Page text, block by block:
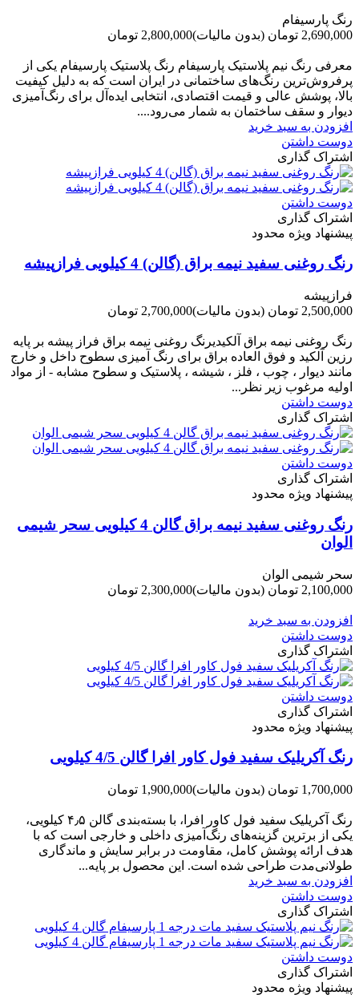
رنگ پارسیفام
2,690,000 تومان
(بدون مالیات)2,800,000 تومان
معرفی رنگ نیم پلاستیک پارسیفام رنگ پلاستیک پارسیفام یکی از
پرفروش‌ترین رنگ‌های ساختمانی در ایران است که به دلیل کیفیت
بالا، پوشش عالی و قیمت اقتصادی، انتخابی ایده‌آل برای رنگ‌آمیزی
دیوار و سقف ساختمان به شمار می‌رود....
افزودن به سبد خرید
دوست داشتن
اشتراک گذاری
دوست داشتن
اشتراک گذاری
پیشنهاد ویژه محدود
رنگ روغنی سفید نیمه براق (گالن) 4 کیلویی فرازپیشه
فرازپیشه
2,500,000 تومان
(بدون مالیات)2,700,000 تومان
رنگ روغنی نیمه براق آلکیدیرنگ روغنی نیمه براق فراز پیشه بر پایه
رزین آلکید و فوق العاده براق برای رنگ آمیزی سطوح داخل و خارج
مانند دیوار ، چوب ، فلز ، شیشه ، پلاستیک و سطوح مشابه - از مواد
اولیه مرغوب زیر نظر...
دوست داشتن
اشتراک گذاری
دوست داشتن
اشتراک گذاری
پیشنهاد ویژه محدود
رنگ روغنی سفید نیمه براق گالن 4 کیلویی سحر شیمی
الوان
سحر شیمی الوان
2,100,000 تومان
(بدون مالیات)2,300,000 تومان
افزودن به سبد خرید
دوست داشتن
اشتراک گذاری
دوست داشتن
اشتراک گذاری
پیشنهاد ویژه محدود
رنگ آکریلیک سفید فول کاور افرا گالن 4/5 کیلویی
1,700,000 تومان (بدون مالیات)1,900,000 تومان
رنگ آکریلیک سفید فول کاور افرا، با بسته‌بندی گالن ۴٫۵ کیلویی،
یکی از برترین گزینه‌های رنگ‌آمیزی داخلی و خارجی است که با
هدف ارائه پوشش کامل، مقاومت در برابر سایش و ماندگاری
طولانی‌مدت طراحی شده است. این محصول بر پایه...
افزودن به سبد خرید
دوست داشتن
اشتراک گذاری
دوست داشتن
اشتراک گذاری
پیشنهاد ویژه محدود